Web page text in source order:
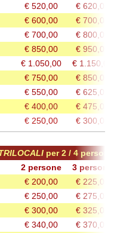
€ 520,00
€ 620,00
€ 600,00
€ 700,00
€ 700,00
€ 800,00
€ 850,00
€ 950,00
€ 1.050,00
€ 1.150,00
€ 750,00
€ 850,00
€ 550,00
€ 625,00
€ 400,00
€ 475,00
€ 250,00 € 300,00
per 2 / 4 persone
2 persone
3 persone
€ 200,00
€ 225,00
€ 250,00
€ 275,00
€ 300,00
€ 325,00
€ 340,00
€ 370,00